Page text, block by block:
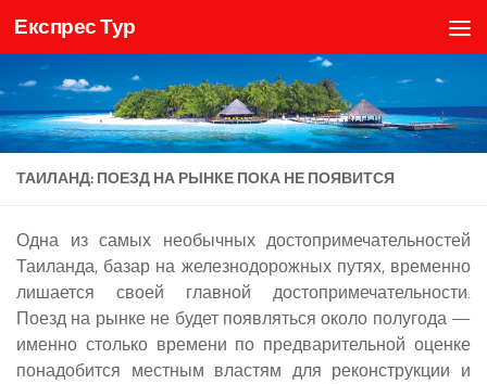
Skip to content
Експрес Тур
ТАИЛАНД: ПОЕЗД НА РЫНКЕ ПОКА НЕ ПОЯВИТСЯ
Одна из самых необычных достопримечательностей
Таиланда, базар на железнодорожных путях, временно
лишается своей главной достопримечательности.
Поезд на рынке не будет появляться около полугода —
именно столько времени по предварительной оценке
понадобится местным властям для реконструкции и